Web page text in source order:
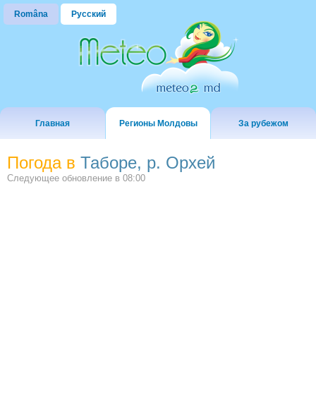
Româna Русский
Главная Регионы Молдовы За рубежом
Погода в Таборе, р. Орхей
Следующее обновление в 08:00